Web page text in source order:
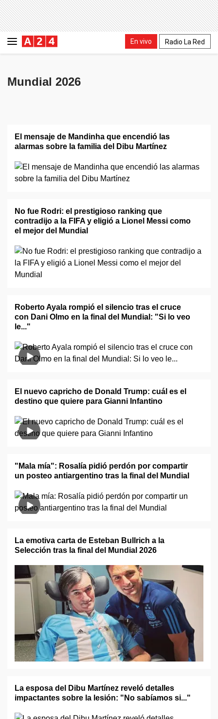
En vivo Radio La Red
Mundial 2026
El mensaje de Mandinha que encendió las
alarmas sobre la familia del Dibu Martínez
No fue Rodri: el prestigioso ranking que
contradijo a la FIFA y eligió a Lionel Messi como
el mejor del Mundial
Roberto Ayala rompió el silencio tras el cruce
con Dani Olmo en la final del Mundial: "Si lo veo
le..."
El nuevo capricho de Donald Trump: cuál es el
destino que quiere para Gianni Infantino
"Mala mía": Rosalía pidió perdón por compartir
un posteo antiargentino tras la final del Mundial
La emotiva carta de Esteban Bullrich a la
Selección tras la final del Mundial 2026
La esposa del Dibu Martínez reveló detalles
impactantes sobre la lesión: "No sabíamos si..."